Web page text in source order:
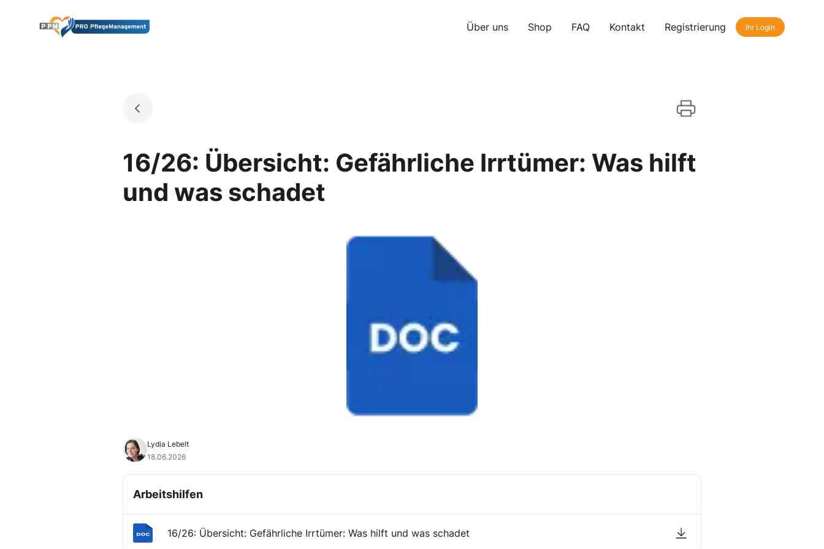
Go to landing page. Über uns Shop FAQ Kontakt Registrierung Ihr Login
16/26: Übersicht: Gefährliche Irrtümer: Was hilft
und was schadet
Lydia Lebelt
18.06.2026
Arbeitshilfen
16/26: Übersicht: Gefährliche Irrtümer: Was hilft und was schadet